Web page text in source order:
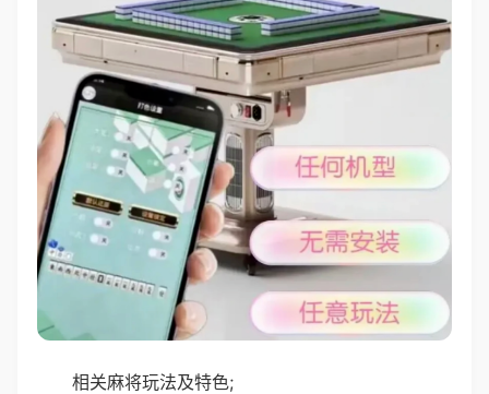
相关麻将玩法及特色;